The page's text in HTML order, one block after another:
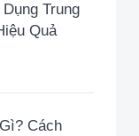
Trung
Quả
Cách